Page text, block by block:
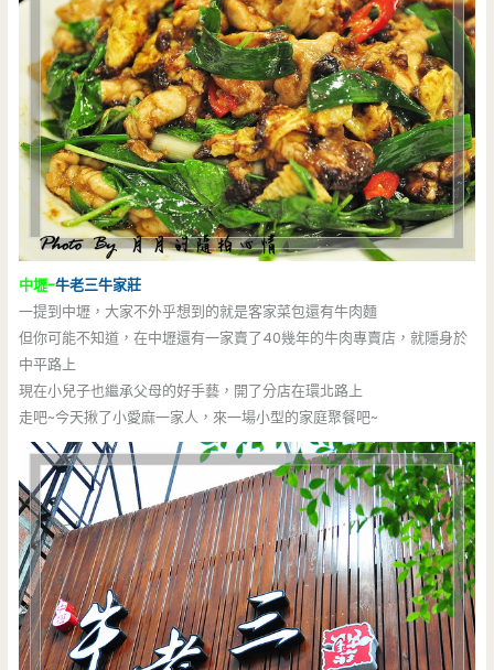
中壢-牛老三牛家莊
一提到中壢，大家不外乎想到的就是客家菜包還有牛肉麵
但你可能不知道，在中壢還有一家賣了40幾年的牛肉專賣店，就隱身於
中平路上
現在小兒子也繼承父母的好手藝，開了分店在環北路上
走吧~今天揪了小愛麻一家人，來一場小型的家庭聚餐吧~